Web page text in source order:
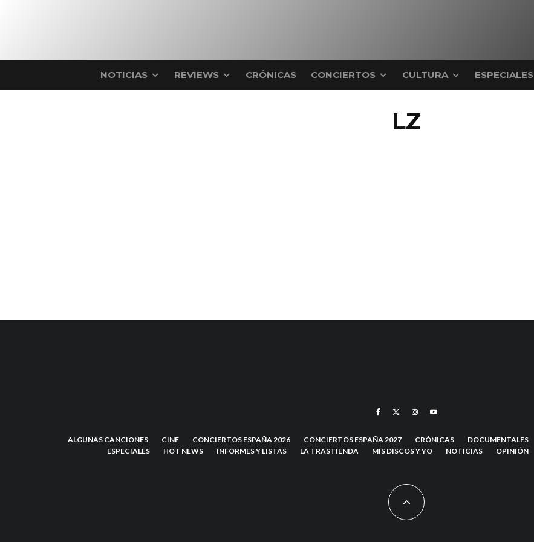
NOTICIAS REVIEWS CRÓNICAS CONCIERTOS CULTURA ESPECIALES
LZ
ALGUNAS CANCIONES CINE CONCIERTOS ESPAÑA 2026 CONCIERTOS ESPAÑA 2027 CRÓNICAS DOCUMENTALES
ESPECIALES
HOT NEWS INFORMES Y LISTAS LA TRASTIENDA MIS DISCOS Y YO NOTICIAS OPINIÓN